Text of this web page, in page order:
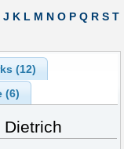
J K L M N O P Q R S T
(12)
(6)